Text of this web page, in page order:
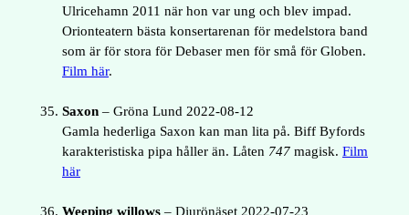
Ulricehamn 2011 när hon var ung och blev impad.
Orionteatern bästa konsertarenan för medelstora band
som är för stora för Debaser men för små för Globen.
Film här.
Saxon – Gröna Lund 2022-08-12
Gamla hederliga Saxon kan man lita på. Biff Byfords
karakteristiska pipa håller än. Låten 747 magisk. Film
här
Weeping willows – Djurönäset 2022-07-23